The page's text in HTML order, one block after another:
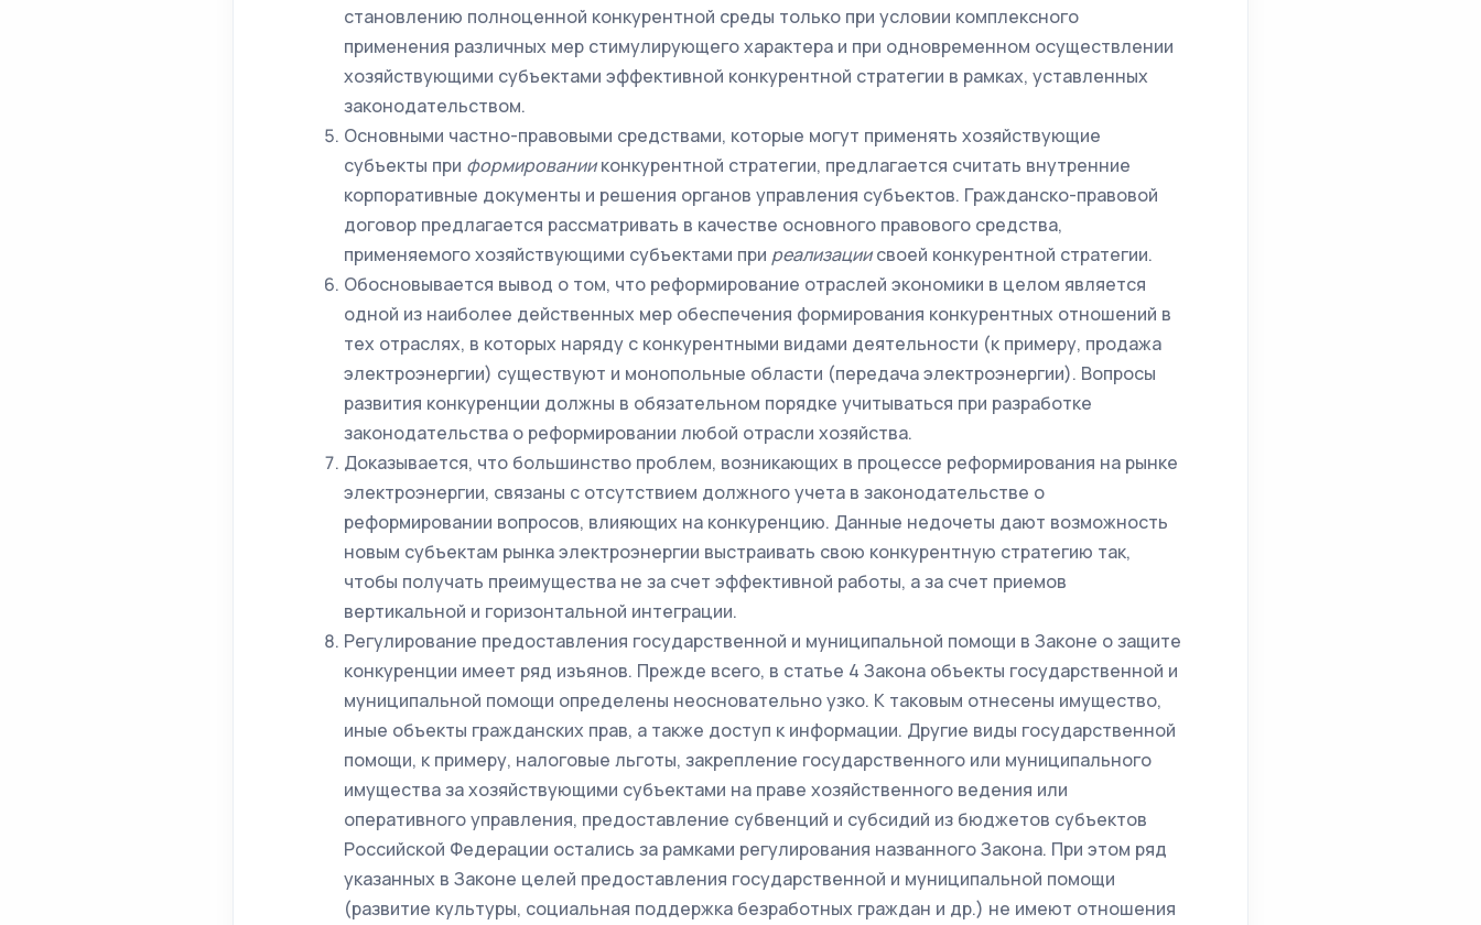
становлению полноценной конкурентной среды только при условии комплексного
применения различных мер стимулирующего характера и при одновременном осуществлении
хозяйствующими субъектами эффективной конкурентной стратегии в рамках, уставленных
законодательством.
Основными частно-правовыми средствами, которые могут применять хозяйствующие
субъекты при формированииконкурентной стратегии, предлагается считать внутренние
корпоративные документы и решения органов управления субъектов. Гражданско-правовой
договор предлагается рассматривать в качестве основного правового средства,
применяемого хозяйствующими субъектами при реализациисвоей конкурентной стратегии.
Обосновывается вывод о том, что реформирование отраслей экономики в целом является
одной из наиболее действенных мер обеспечения формирования конкурентных отношений в
тех отраслях, в которых наряду с конкурентными видами деятельности (к примеру, продажа
электроэнергии) существуют и монопольные области (передача электроэнергии). Вопросы
развития конкуренции должны в обязательном порядке учитываться при разработке
законодательства о реформировании любой отрасли хозяйства.
Доказывается, что большинство проблем, возникающих в процессе реформирования на рынке
электроэнергии, связаны с отсутствием должного учета в законодательстве о
реформировании вопросов, влияющих на конкуренцию. Данные недочеты дают возможность
новым субъектам рынка электроэнергии выстраивать свою конкурентную стратегию так,
чтобы получать преимущества не за счет эффективной работы, а за счет приемов
вертикальной и горизонтальной интеграции.
Регулирование предоставления государственной и муниципальной помощи в Законе о защите
конкуренции имеет ряд изъянов. Прежде всего, в статье 4 Закона объекты государственной и
муниципальной помощи определены неосновательно узко. К таковым отнесены имущество,
иные объекты гражданских прав, а также доступ к информации. Другие виды государственной
помощи, к примеру, налоговые льготы, закрепление государственного или муниципального
имущества за хозяйствующими субъектами на праве хозяйственного ведения или
оперативного управления, предоставление субвенций и субсидий из бюджетов субъектов
Российской Федерации остались за рамками регулирования названного Закона. При этом ряд
указанных в Законе целей предоставления государственной и муниципальной помощи
(развитие культуры, социальная поддержка безработных граждан и др.) не имеют отношения